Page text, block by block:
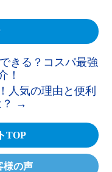
きる？コスパ最強
！
人気の理由と便利
→
TOP
様の声